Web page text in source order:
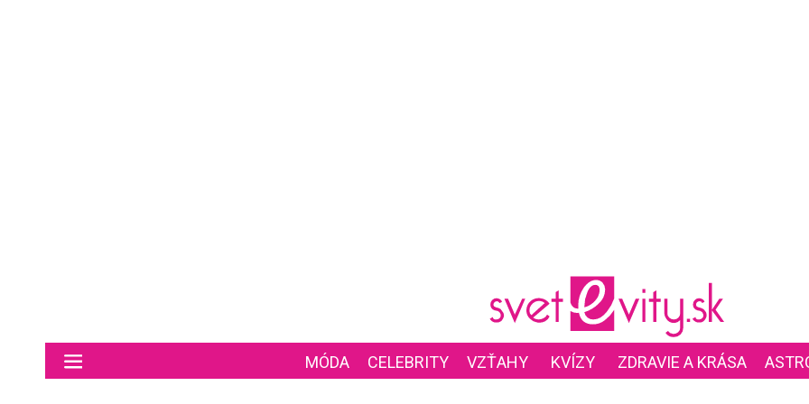
MÓDA CELEBRITY VZŤAHY KVÍZY ZDRAVIE A KRÁSA